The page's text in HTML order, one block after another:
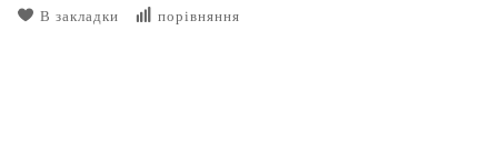
В закладки порівняння